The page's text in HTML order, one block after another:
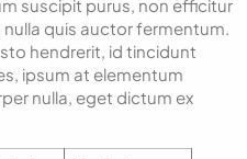
suscipit purus, non efficitur
quis auctor fermentum.
hendrerit, id tincidunt
ipsum at elementum
nulla, eget dictum ex